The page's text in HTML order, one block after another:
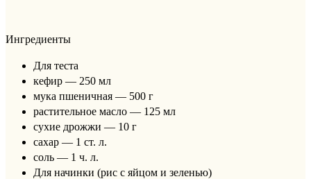
Ингредиенты
Для теста
кефир — 250 мл
мука пшеничная — 500 г
растительное масло — 125 мл
сухие дрожжи — 10 г
сахар — 1 ст. л.
соль — 1 ч. л.
Для начинки (рис с яйцом и зеленью)